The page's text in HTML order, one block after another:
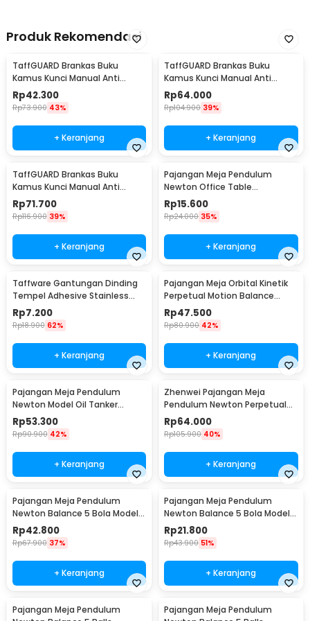
Produk Rekomendasi
TaffGUARD Brankas Buku
Kamus Kunci Manual Anti
Maling Hidden Safe Box Kecil -
KB-10L
Rp42.300
Rp73.900 43%
+ Keranjang
TaffGUARD Brankas Buku
Kamus Kunci Manual Anti
Maling Hidden Safe Box Sedang
- KB-10L
Rp64.000
Rp104.900 39%
+ Keranjang
TaffGUARD Brankas Buku
Kamus Kunci Manual Anti
Maling Hidden Safe Box Besar -
KB-10L
Rp71.700
Rp116.900 39%
+ Keranjang
Pajangan Meja Pendulum
Newton Office Table
Decoration 5 Ball S - H50S
Rp15.600
Rp24.000 35%
+ Keranjang
Taffware Gantungan Dinding
Tempel Adhesive Stainless
Steel 6 PCS - ST40
Rp7.200
Rp18.900 62%
+ Keranjang
Pajangan Meja Orbital Kinetik
Perpetual Motion Balance
Physics - NR31TX
Rp47.500
Rp80.900 42%
+ Keranjang
Pajangan Meja Pendulum
Newton Model Oil Tanker
Perpetual Debate - B101
Rp53.300
Rp90.900 42%
+ Keranjang
Zhenwei Pajangan Meja
Pendulum Newton Perpetual
Model Ferris Wheel - ZPW
Rp64.000
Rp105.900 40%
+ Keranjang
Pajangan Meja Pendulum
Newton Balance 5 Bola Model
Arched M - ZY02
Rp42.800
Rp67.900 37%
+ Keranjang
Pajangan Meja Pendulum
Newton Balance 5 Bola Model
Arched S - ZY02
Rp21.800
Rp43.900 51%
+ Keranjang
Pajangan Meja Pendulum
Pajangan Meja Pendulum